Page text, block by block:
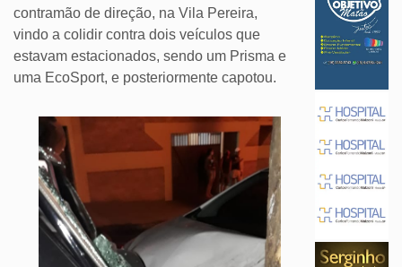
contramão de direção, na Vila Pereira,
vindo a colidir contra dois veículos que
estavam estacionados, sendo um Prisma e
uma EcoSport, e posteriormente capotou.